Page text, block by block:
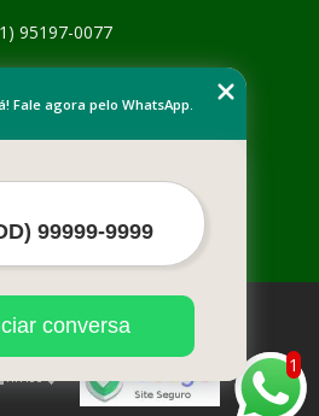
95197-0077
Serviços
à proteção de direitos autorais.
9610 de 19/02/1998)
1
Fale agora pelo WhatsApp.
conversa